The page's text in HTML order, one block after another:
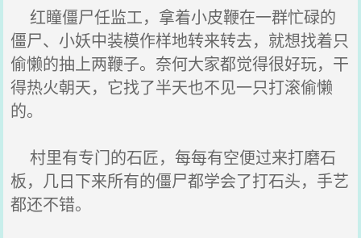
红瞳僵尸任监工，拿着小皮鞭在一群忙碌的
僵尸、小妖中装模作样地转来转去，就想找着只
偷懒的抽上两鞭子。奈何大家都觉得很好玩，干
得热火朝天，它找了半天也不见一只打滚偷懒
的。
村里有专门的石匠，每每有空便过来打磨石
板，几日下来所有的僵尸都学会了打石头，手艺
都还不错。